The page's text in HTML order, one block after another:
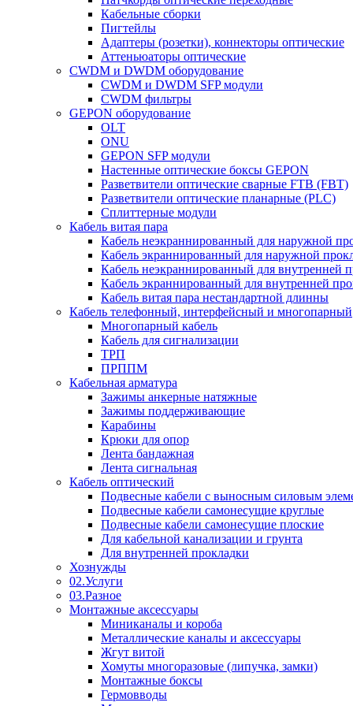
Кабельные сборки
Пигтейлы
Адаптеры (розетки), коннекторы оптические
Аттеньюаторы оптические
CWDM и DWDM оборудование
CWDM и DWDM SFP модули
CWDM фильтры
GEPON оборудование
OLT
ONU
GEPON SFP модули
Настенные оптические боксы GEPON
Разветвители оптические сварные FTB (FBT)
Разветвители оптические планарные (PLC)
Сплиттерные модули
Кабель витая пара
Кабель неэкраннированный для наружной
Кабель экраннированный для наружной
Кабель неэкраннированный для внутренней
Кабель экраннированный для внутренней
Кабель витая пара нестандартной длинны
Кабель телефонный, интерфейсный и многопарный
Многопарный кабель
Кабель для сигнализации
ТРП
ПРППМ
Кабельная арматура
Зажимы анкерные натяжные
Зажимы поддерживающие
Карабины
Крюки для опор
Лента бандажная
Лента сигнальная
Кабель оптический
Подвесные кабели с выносным силовым
Подвесные кабели самонесущие круглые
Подвесные кабели самонесущие плоские
Для кабельной канализации и грунта
Для внутренней прокладки
Хознужды
02.Услуги
03.Разное
Монтажные аксессуары
Миниканалы и короба
Металлические каналы и аксессуары
Жгут витой
Хомуты многоразовые (липучка, замки)
Монтажные боксы
Гермовводы